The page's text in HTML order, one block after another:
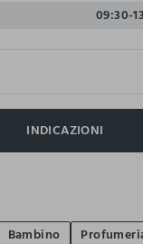
09:30-
INDICAZIONI
Bambino